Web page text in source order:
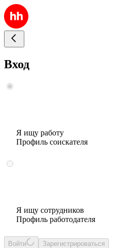
Вход
Я ищу работу
Профиль соискателя
Я ищу сотрудников
Профиль работодателя
Войти Зарегистрироваться